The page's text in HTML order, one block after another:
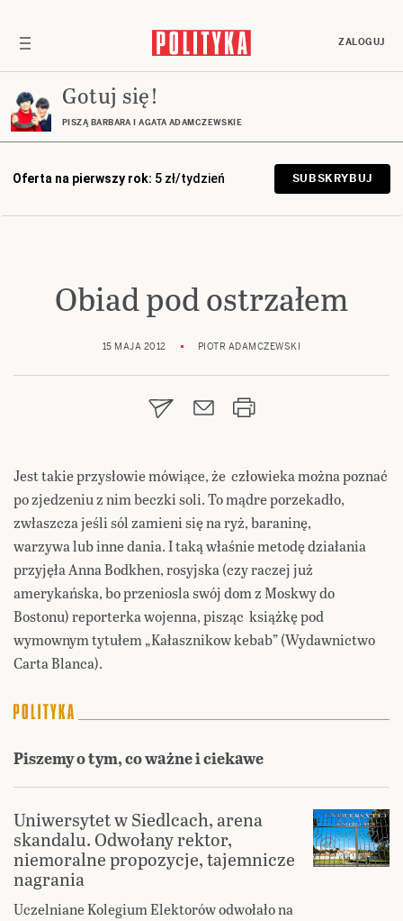
ZALOGUJ
Gotuj się!
PISZĄ BARBARA I AGATA ADAMCZEWSKIE
Oferta na pierwszy rok: 5 zł/tydzień SUBSKRYBUJ
Obiad pod ostrzałem
15 MAJA 2012 PIOTR ADAMCZEWSKI
Jest takie przysłowie mówiące, że człowieka można poznać
po zjedzeniu z nim beczki soli. To mądre porzekadło,
zwłaszcza jeśli sól zamieni się na ryż, baraninę,
warzywa lub inne dania. I taką właśnie metodę działania
przyjęła Anna Bodkhen, rosyjska (czy raczej już
amerykańska, bo przeniosla swój dom z Moskwy do
Bostonu) reporterka wojenna, pisząc książkę pod
wymownym tytułem „Kałasznikow kebab” (Wydawnictwo
Carta Blanca).
Piszemy o tym, co ważne i ciekawe
Uniwersytet w Siedlcach, arena
skandalu. Odwołany rektor,
niemoralne propozycje, tajemnicze
nagrania
Uczelniane Kolegium Elektorów odwołało na